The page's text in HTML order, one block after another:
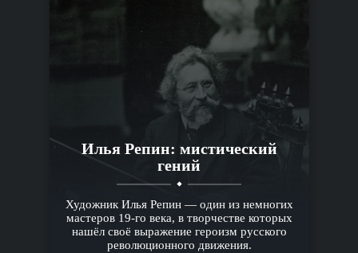
Илья Репин: мистический
гений
Художник Илья Репин — один из немногих
мастеров 19-го века, в творчестве которых
нашёл своё выражение героизм русского
революционного движения.